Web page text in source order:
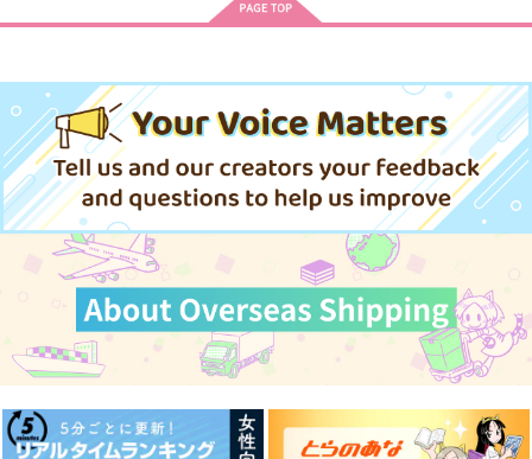
サンプル
ゴールデンスランバー
1,572 円（税込）
議員が産屋敷邸を襲撃
したら理事長が爆発し
た話
議員のヒミツのファン
クラブ
1,760円（税込）
ッテナ 1
講談社
759円（税込）
サンプル
作品詳細
されたビーストテイマ
ー、最強種の猫耳少女
と出会う 11
スクウェア・エニック
ス
770円（税込）
女。やりがい搾取な教
会を破壊して自由にな
ります
KADOKAWA
902 （税込）
サンプル